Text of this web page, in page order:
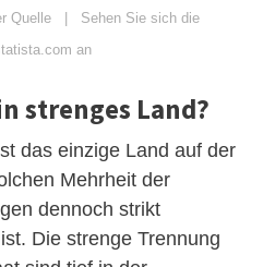
Quelle | Sehen Sie sich die
an
strenges Land?
das einzige Land auf der
Mehrheit der
dennoch strikt
Die strenge Trennung